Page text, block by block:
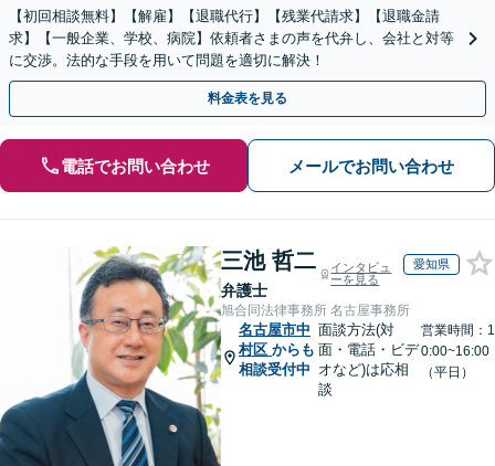
【初回相談無料】【解雇】【退職代行】【残業代請求】【退職金請
求】【一般企業、学校、病院】依頼者さまの声を代弁し、会社と対等
に交渉。法的な手段を用いて問題を適切に解決！
料金表を見る
電話でお問い合わせ メールでお問い合わせ
三池 哲二
弁護士
インタビュ
ーを見る
愛知県
旭合同法律事務所 名古屋事務所
名古屋市中
村区 からも
相談受付中
面談方法(対
面・電話・ビデ
オなど)は応相
談
営業時間：1
0:00~16:00
（平日）